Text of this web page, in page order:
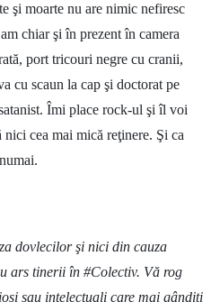
şi moarte nu are nimic nefiresc
chiar şi în prezent în camera
port tricouri negre cu cranii,
cu scaun la cap şi doctorat pe
Îmi place rock-ul şi îl voi
cea mai mică reţinere. Şi ca
dovlecilor şi nici din cauza
ars tinerii în #Colectiv. Vă rog
sau intelectuali care mai gândiţi